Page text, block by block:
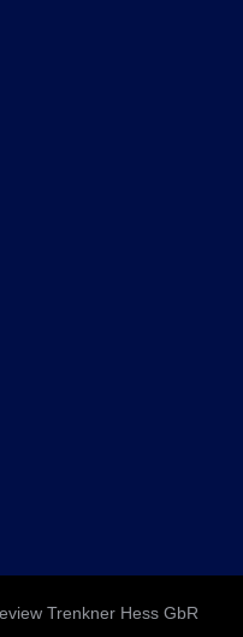
Trenkner Hess GbR